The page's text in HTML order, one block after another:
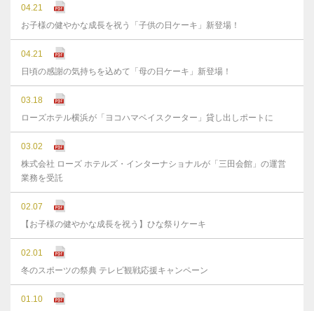
04.21
お子様の健やかな成長を祝う「子供の日ケーキ」新登場！
04.21
日頃の感謝の気持ちを込めて「母の日ケーキ」新登場！
03.18
ローズホテル横浜が「ヨコハマベイスクーター」貸し出しポートに
03.02
株式会社 ローズ ホテルズ・インターナショナルが「三田会館」の運営
業務を受託
02.07
【お子様の健やかな成長を祝う】ひな祭りケーキ
02.01
冬のスポーツの祭典 テレビ観戦応援キャンペーン
01.10